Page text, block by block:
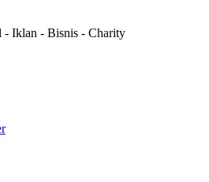
- Iklan - Bisnis - Charity